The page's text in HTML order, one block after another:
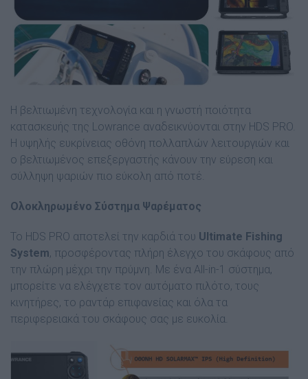
Η βελτιωμένη τεχνολογία και η γνωστή ποιότητα
κατασκευής της Lowrance αναδεικνύονται στην HDS PRO.
Η υψηλής ευκρίνειας οθόνη πολλαπλών λειτουργιών και
ο βελτιωμένος επεξεργαστής κάνουν την εύρεση και
σύλληψη ψαριών πιο εύκολη από ποτέ.
Ολοκληρωμένο Σύστημα Ψαρέματος
Το HDS PRO αποτελεί την καρδιά του Ultimate Fishing
System, προσφέροντας πλήρη έλεγχο του σκάφους από
την πλώρη μέχρι την πρύμνη. Με ένα All-in-1 σύστημα,
μπορείτε να ελέγχετε τον αυτόματο πιλότο, τους
κινητήρες, το ραντάρ επιφανείας και όλα τα
περιφερειακά του σκάφους σας με ευκολία.